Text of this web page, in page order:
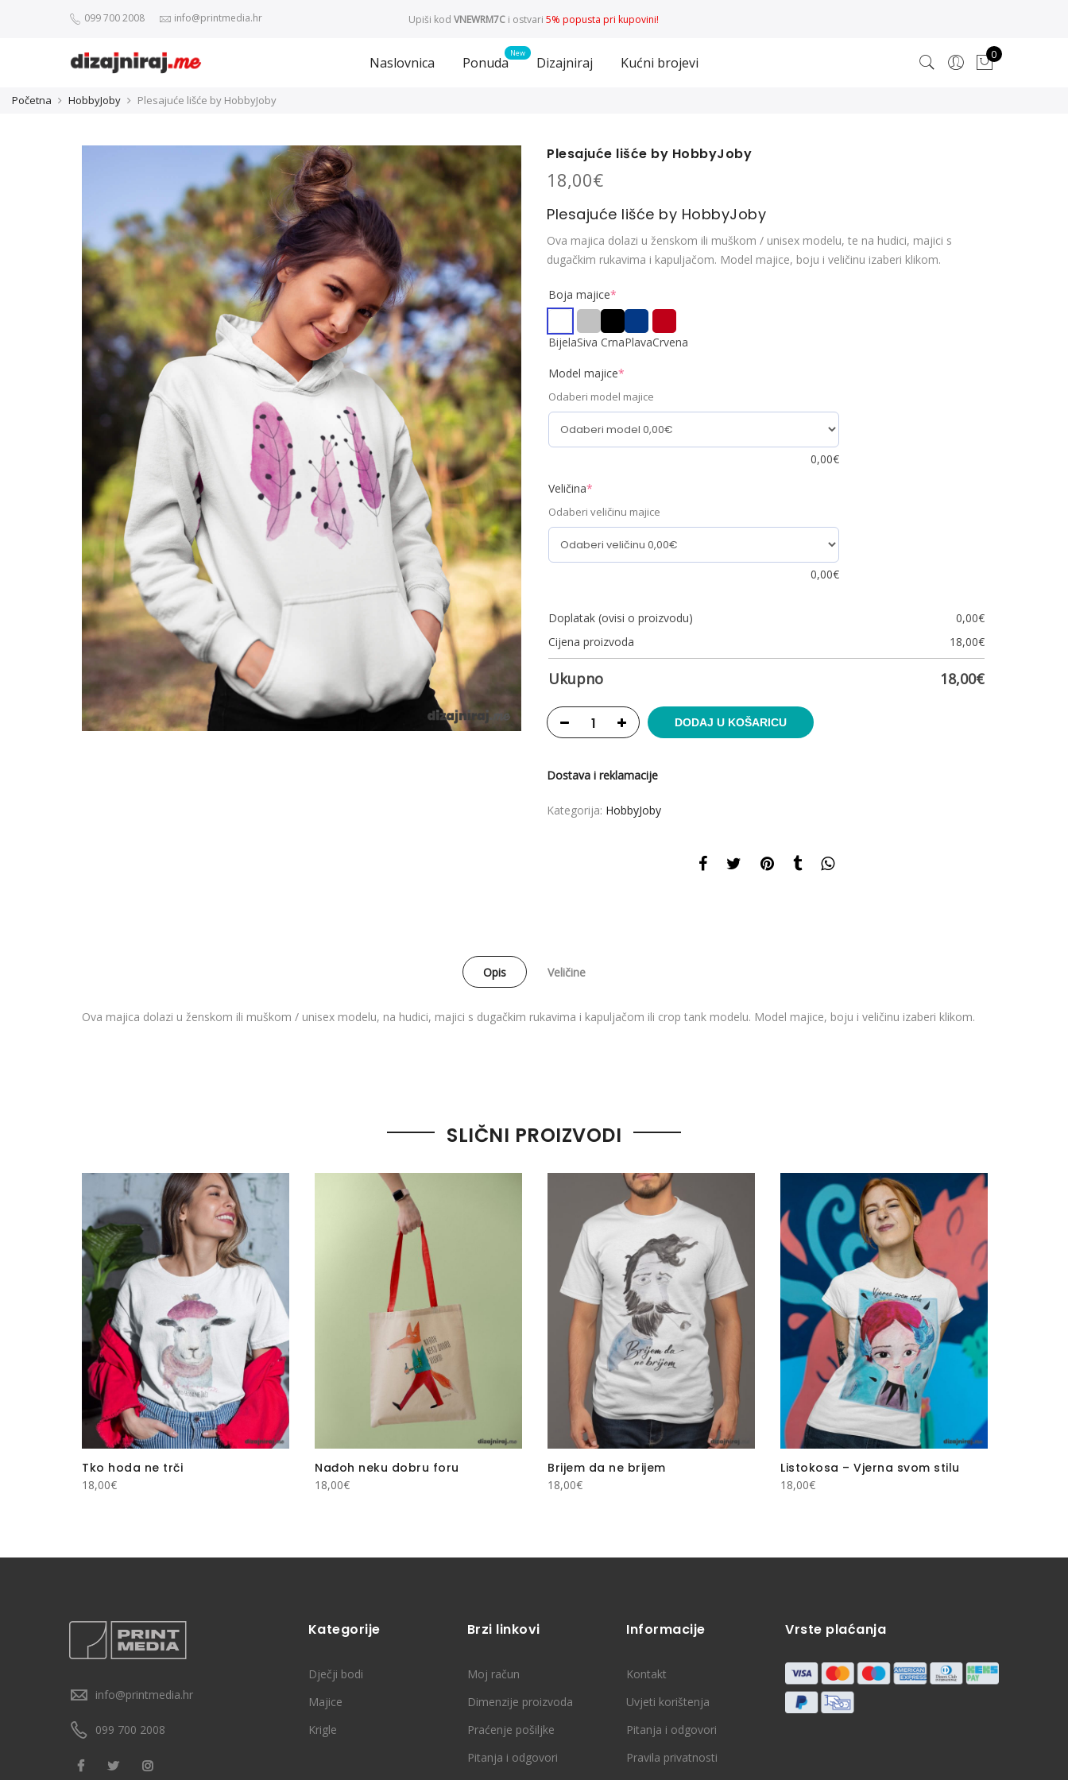
099 700 2008 info@printmedia.hr Upiši kodVNEWRM7C i ostvari5% popusta pri kupovini!
Naslovnica Ponuda Dizajniraj Kućni brojevi 0
Početna HobbyJoby Plesajuće lišće by HobbyJoby
Plesajuće lišće by HobbyJoby
18,00€
Plesajuće lišće by HobbyJoby
Ova majica dolazi u ženskom ili muškom / unisex modelu, te na hudici, majici s
dugačkim rukavima i kapuljačom. Model majice, boju i veličinu izaberi klikom.
Boja majice*
BijelaSiva CrnaPlavaCrvena
Model majice*
Odaberi model majice
0,00€
Veličina*
Odaberi veličinu majice
0,00€
Doplatak (ovisi o proizvodu) 0,00€
Cijena proizvoda
18,00€
Ukupno 18,00€
DODAJ U KOŠARICU
Dostava i reklamacije
Kategorija: HobbyJoby
Opis Veličine
Ova majica dolazi u ženskom ili muškom / unisex modelu, na hudici, majici s dugačkim rukavima i kapuljačom ili crop tank modelu. Model majice, boju i veličinu izaberi klikom.
SLIČNI PROIZVODI
Tko hoda ne trči
18,00€
Nađoh neku dobru foru
18,00€
Brijem da ne brijem
18,00€
Listokosa – Vjerna svom stilu
18,00€
info@printmedia.hr
099 700 2008
Kategorije
Dječji bodi
Majice
Krigle
Brzi linkovi
Moj račun
Dimenzije proizvoda
Praćenje pošiljke
Pitanja i odgovori
Informacije
Kontakt
Uvjeti korištenja
Pitanja i odgovori
Pravila privatnosti
Vrste plaćanja